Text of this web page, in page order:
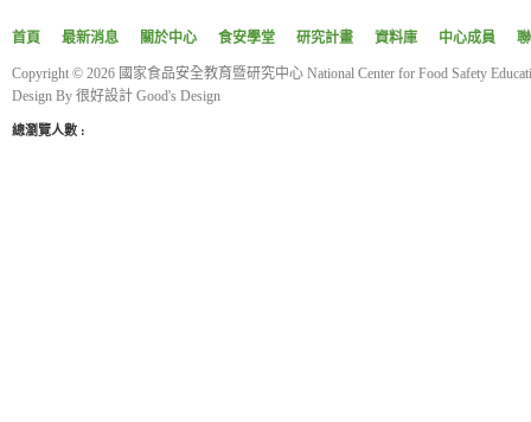
首頁 最新消息 關於中心 食安學堂 研究計畫 資料庫 中心成員
Copyright © 2026 國家食品安全教育暨研究中心 National Center for Food Safety
Design By 很好設計 Good's Design
總瀏覽人數 :